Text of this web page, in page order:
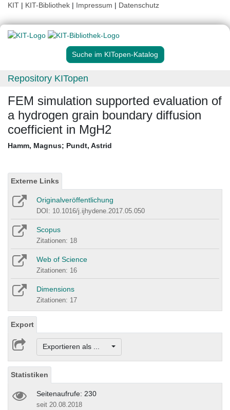
KIT | KIT-Bibliothek | Impressum | Datenschutz
Suche im KITopen-Katalog
Repository KITopen
FEM simulation supported evaluation of
a hydrogen grain boundary diffusion
coefficient in MgH2
Hamm, Magnus; Pundt, Astrid
Externe Links
Originalveröffentlichung
DOI: 10.1016/j.ijhydene.2017.05.050
Scopus
Zitationen: 18
Web of Science
Zitationen: 16
Dimensions
Zitationen: 17
Export
Exportieren als ...
Statistiken
Seitenaufrufe: 230
seit 20.08.2018